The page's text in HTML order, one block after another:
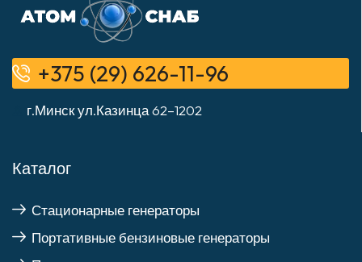
+375 (29) 626-11-96
г.Минск ул.Казинца 62–1202
Каталог
Стационарные генераторы
Портативные бензиновые генераторы